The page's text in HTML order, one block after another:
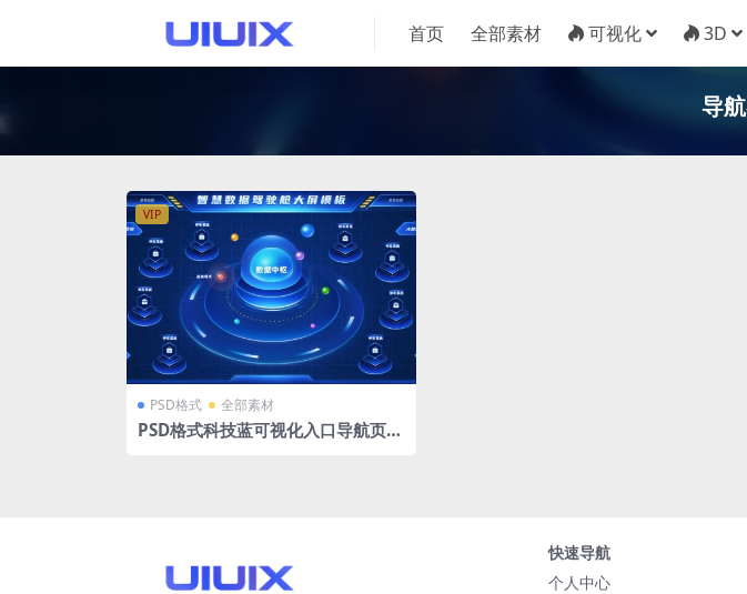
首页 全部素材 可视化 3D
导
VIP
PSD格式 全部素材
PSD格式科技蓝可视化入口导航页大
快速导航
个人中心